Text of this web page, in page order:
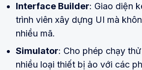
Interface Builder: Giao diện
trình viên xây dựng UI mà
nhiều mã.
Simulator: Cho phép chạy
nhiều loại thiết bị ảo với các